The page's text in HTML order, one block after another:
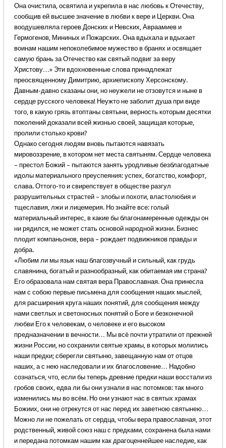
Она очистила, освятила и укрепила в нас любовь к Отечеству,
сообщив ей высшее значение в любви к вере и Церкви. Она
воодушевляла героев Донских и Невских, Авраамиев и
Гермогенов, Мининых и Пожарских. Она вдыхала и вдыхает
воинам нашим непоколебимое мужество в бранях и освящает
самую брань за Отечество как святый подвиг за веру
Христову…» Эти вдохновенные слова принадлежат
преосвященному Димитрию, архиепископу Херсонскому.
Давным-давно сказаны они, но неужели не отзовутся и ныне в
сердце русского человека! Неужто не заболит душа при виде
того, в какую грязь втоптаны святыни, верность которым десятки
поколений доказали всей жизнью своей, защищая которые,
пролили столько крови?
Однако сегодня людям вновь пытаются навязать
мировоззрение, в котором нет места святыням. Сердце человека
– престол Божий – пытаются занять уродливые безблагодатные
идолы материального преуспеяния: успех, богатство, комфорт,
слава. Оттого-то и свирепствует в обществе разгул
разрушительных страстей – злобы и похоти, властолюбия и
тщеславия, лжи и лицемерия. Но знайте все: голый
материальный интерес, в какие бы благонамеренные одежды он
ни рядился, не может стать основой народной жизни. Бизнес
плодит компаньонов, вера – рождает подвижников правды и
добра.
«Любим ли мы язык наш благозвучный и сильный, как грудь
славянина, богатый и разнообразный, как обитаемая им страна?
Его образовала нам святая вера Православная. Она принесла
нам с собою первые письмена для сообщения наших мыслей,
для расширения круга наших понятий, для сообщения между
нами светлых и светоносных понятий о Боге и безконечной
любви Его к человекам, о человеке и его высоком
пpедназначении в вечности… Мы всё почти утратили от прежней
жизни России, но сохранили святые храмы, в которых молились
наши предки; сберегли святыню, завещанную нам от отцов
наших, а с нею наследовали и их благословение… Надобно
сознаться, что, если бы теперь древние предки наши восстали из
гробов своих, едва ли бы они узнали в нас потомков: так много
изменились мы во всём. Но они узнают нас в святых храмах
Божиих, они не отрекутся от нас перед их заветною святынею…
Можно ли не пожелать от сердца, чтобы вера православная, этот
родственный, живой союз наш с предками, сохранена была нами
и передана потомкам нашим как драгоценнейшее наследие, как